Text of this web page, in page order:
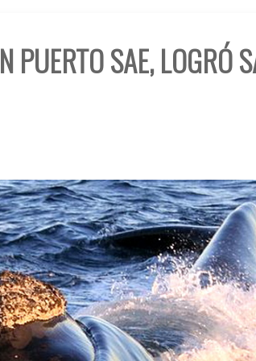
PUERTO SAE, LOGRÓ